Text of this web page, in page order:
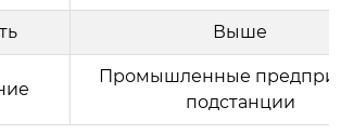
Выше
Промышленные
подстанции